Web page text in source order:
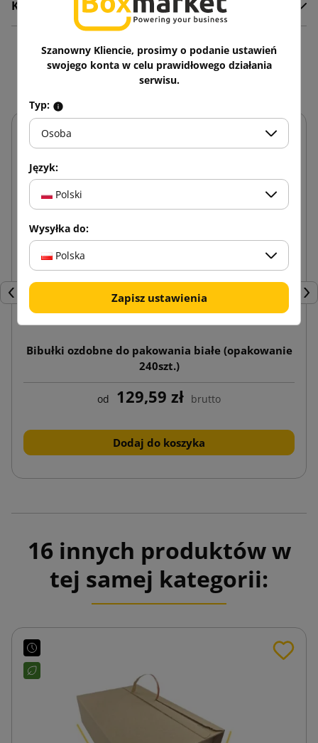
Komentarze
Zobacz także
Poprzedni
Bibułki ozdobne do pakowania białe (opakowanie
240szt.)
od 129,59 zł brutto
Dodaj do koszyka
16 innych produktów w
tej samej kategorii:
Szanowny Kliencie, prosimy o podanie ustawień
swojego konta w celu prawidłowego działania
serwisu.
Typ:
Osoba
Język:
Polski
Wysyłka do:
Polska
Zapisz ustawienia